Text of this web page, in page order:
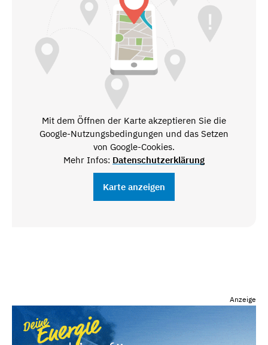
Mit dem Öffnen der Karte akzeptieren Sie die
Google-Nutzungsbedingungen und das Setzen
von Google-Cookies.
Mehr Infos: Datenschutzerklärung
Karte anzeigen
Anzeige